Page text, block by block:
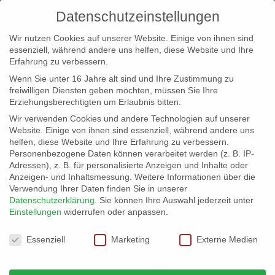
info@erfolgreich-events.de
+4940 46 777 230
00489_gr_002
Datenschutzeinstellungen
Wir nutzen Cookies auf unserer Website. Einige von ihnen sind
essenziell, während andere uns helfen, diese Website und Ihre
Erfahrung zu verbessern.
Wenn Sie unter 16 Jahre alt sind und Ihre Zustimmung zu
freiwilligen Diensten geben möchten, müssen Sie Ihre
Erziehungsberechtigten um Erlaubnis bitten.
Wir verwenden Cookies und andere Technologien auf unserer
Website. Einige von ihnen sind essenziell, während andere uns
helfen, diese Website und Ihre Erfahrung zu verbessern.
Personenbezogene Daten können verarbeitet werden (z. B. IP-
Adressen), z. B. für personalisierte Anzeigen und Inhalte oder
Anzeigen- und Inhaltsmessung. Weitere Informationen über die
Verwendung Ihrer Daten finden Sie in unserer
Datenschutzerklärung
Sie können Ihre Auswahl jederzeit unter
Einstellungen widerrufen oder anpassen.
Datenschutzeinstellungen
Essenziell Marketing Externe Medien